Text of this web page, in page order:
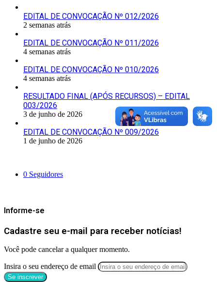
EDITAL DE CONVOCAÇÃO Nº 012/2026
2 semanas atrás
EDITAL DE CONVOCAÇÃO Nº 011/2026
4 semanas atrás
EDITAL DE CONVOCAÇÃO Nº 010/2026
4 semanas atrás
RESULTADO FINAL (APÓS RECURSOS) – EDITAL
003/2026
3 de junho de 2026
EDITAL DE CONVOCAÇÃO Nº 009/2026
1 de junho de 2026
0 Seguidores
Informe-se
Cadastre seu e-mail para receber notícias!
Você pode cancelar a qualquer momento.
Insira o seu endereço de email